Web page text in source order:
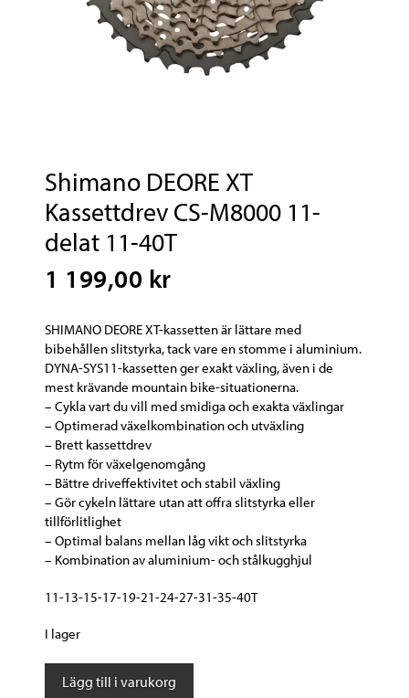
Shimano DEORE XT
Kassettdrev CS-M8000 11-
delat 11-40T
1 199,00 kr
SHIMANO DEORE XT-kassetten är lättare med
bibehållen slitstyrka, tack vare en stomme i aluminium.
DYNA-SYS11-kassetten ger exakt växling, även i de
mest krävande mountain bike-situationerna.
– Cykla vart du vill med smidiga och exakta växlingar
– Optimerad växelkombination och utväxling
– Brett kassettdrev
– Rytm för växelgenomgång
– Bättre driveffektivitet och stabil växling
– Gör cykeln lättare utan att offra slitstyrka eller
tillförlitlighet
– Optimal balans mellan låg vikt och slitstyrka
– Kombination av aluminium- och stålkugghjul
11-13-15-17-19-21-24-27-31-35-40T
I lager
Shimano
Lägg till i varukorg